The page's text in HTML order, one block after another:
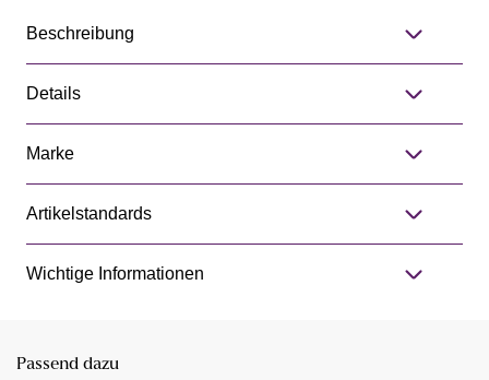
Beschreibung
Details
Marke
Artikelstandards
Wichtige Informationen
Passend dazu